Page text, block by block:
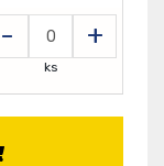
- +
ks